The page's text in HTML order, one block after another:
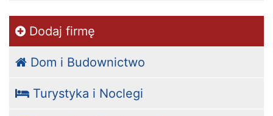
Dodaj firmę
Dom i Budownictwo
Turystyka i Noclegi